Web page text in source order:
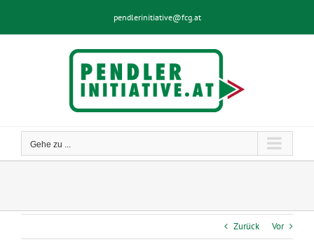
springen
pendlerinitiative@fcg.at
Gehe zu ...
Zurück Vor